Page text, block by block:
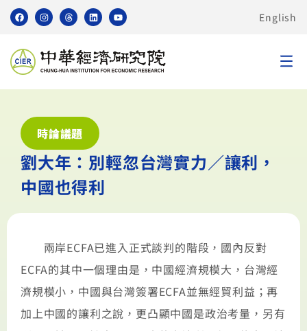
English
時論議題
劉大年：別輕忽台灣實力／讓利，
中國也得利
兩岸ECFA已進入正式談判的階段，國內反對
ECFA的其中一個理由是，中國經濟規模大，台灣經
濟規模小，中國與台灣簽署ECFA並無經貿利益；再
加上中國的讓利之說，更凸顯中國是政治考量，另有